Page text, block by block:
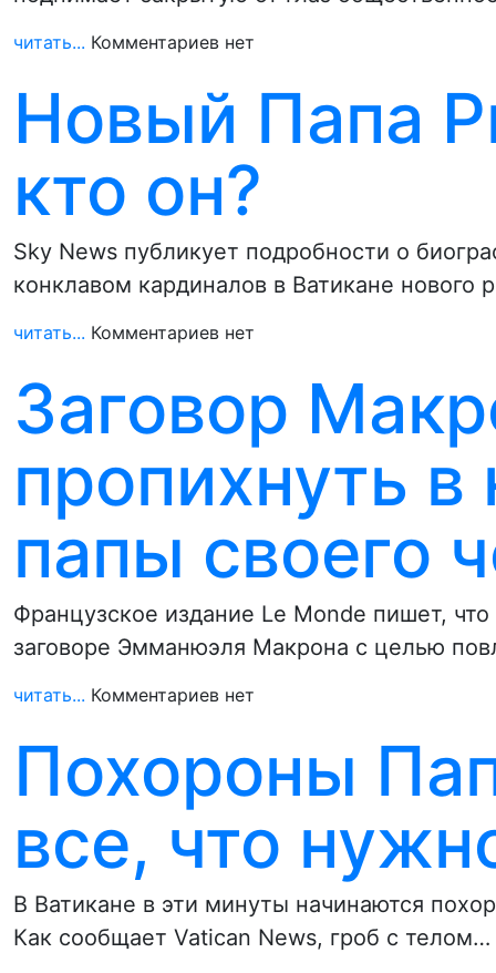
читать... Комментариев нет
Новый Папа
кто он?
Sky News публикует подробности о
конклавом кардиналов в Ватикане
читать... Комментариев нет
Заговор
пропихнуть
папы своего
Французское издание Le Monde пишет,
заговоре Эмманюэля Макрона с целью
читать... Комментариев нет
Похороны
все, что
В Ватикане в эти минуты начинаются
Как сообщает Vatican News, гроб с телом…